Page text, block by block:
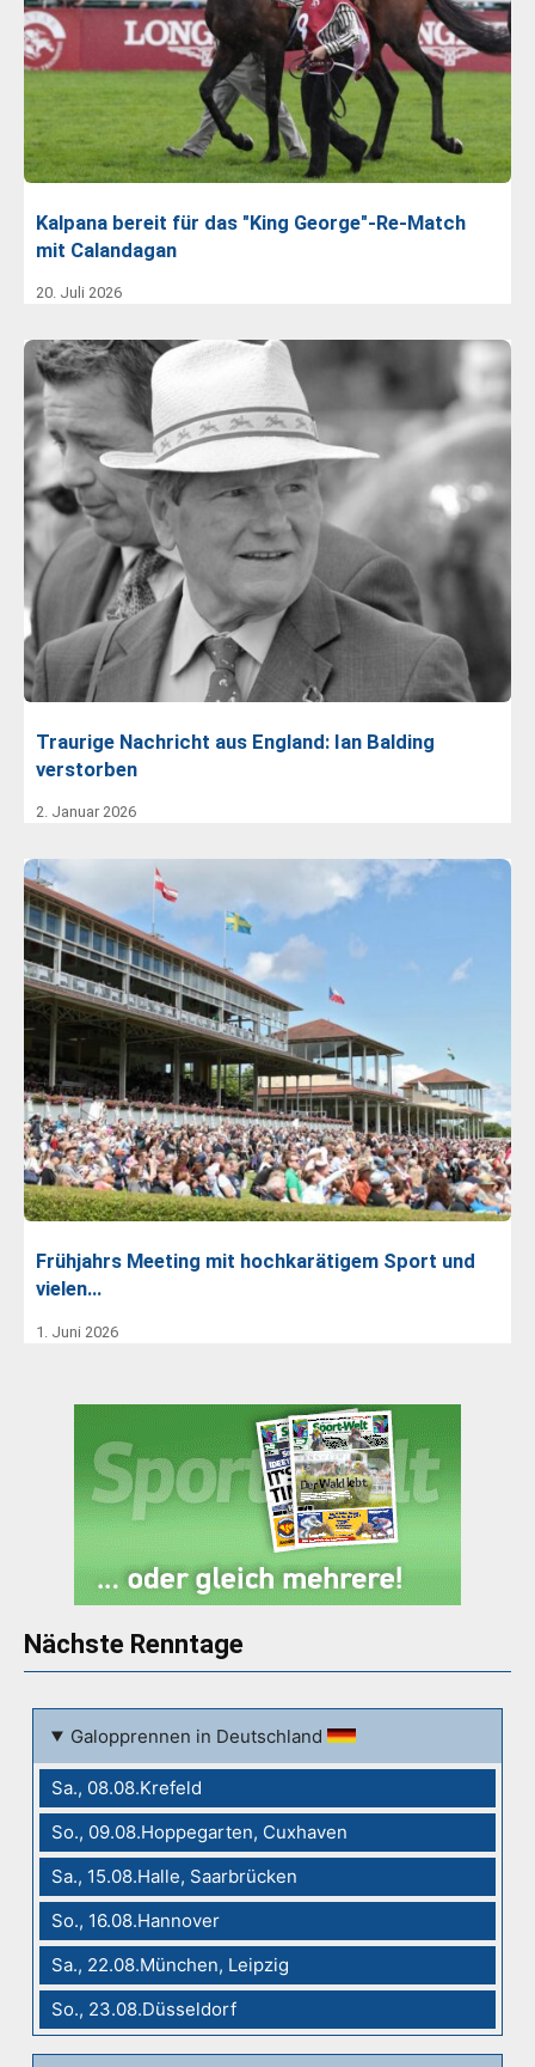
Kalpana bereit für das "King George"-Re-Match
mit Calandagan
20. Juli 2026
Traurige Nachricht aus England: Ian Balding
verstorben
2. Januar 2026
Frühjahrs Meeting mit hochkarätigem Sport und
vielen…
1. Juni 2026
Nächste Renntage
Galopprennen in Deutschland
Sa., 08.08.Krefeld
So., 09.08.Hoppegarten, Cuxhaven
Sa., 15.08.Halle, Saarbrücken
So., 16.08.Hannover
Sa., 22.08.München, Leipzig
So., 23.08.Düsseldorf